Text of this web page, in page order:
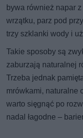
bywa również napar
wrzątku, parz pod
trzy szklanki wody i
Takie sposoby są
zaburzają naturalnej
Trzeba jednak
mrówkami, naturalne
warto sięgnąć po
nadal łagodne –